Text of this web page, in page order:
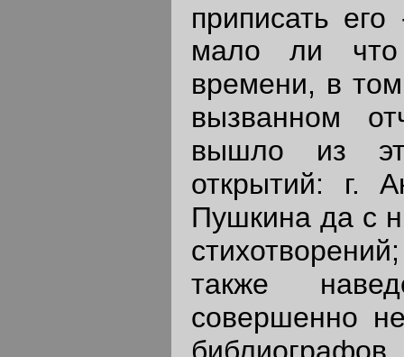
приписать
мало ли что
времени, в
вызванном
вышло из
открытий: г.
Пушкина да с
также
совершенно